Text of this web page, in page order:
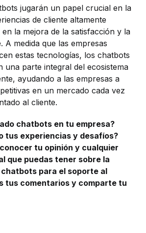
jugarán un papel crucial en la
de cliente altamente
la mejora de la satisfacción y la
A medida que las empresas
estas tecnologías, los chatbots
una parte integral del ecosistema
ayudando a las empresas a
en un mercado cada vez
al cliente.
chatbots en tu empresa?
tus experiencias y desafíos?
tu opinión y cualquier
que puedas tener sobre la
para el soporte al
tus comentarios y comparte tu